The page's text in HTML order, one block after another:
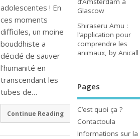
adolescentes ! En
ces moments
difficiles, un moine
bouddhiste a
décidé de sauver
l'humanité en
transcendant les
tubes de…
Continue Reading
Glascow
Shiraseru Amu :
l’application pour
comprendre les
animaux, by Anicall
Pages
C’est quoi ça ?
Contactoula
Informations sur la